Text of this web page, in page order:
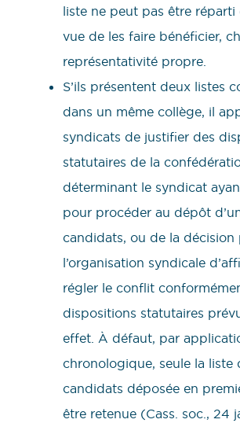
liste ne peut pas être réparti
vue de les faire bénéficier,
représentativité propre.
S’ils présentent deux listes
dans un même collège, il
syndicats de justifier des
statutaires de la
déterminant le syndicat
pour procéder au dépôt
candidats, ou de la décision
l’organisation syndicale
régler le conflit
dispositions statutaires
effet. À défaut, par
chronologique, seule la liste
candidats déposée en
être retenue (Cass. soc., 24